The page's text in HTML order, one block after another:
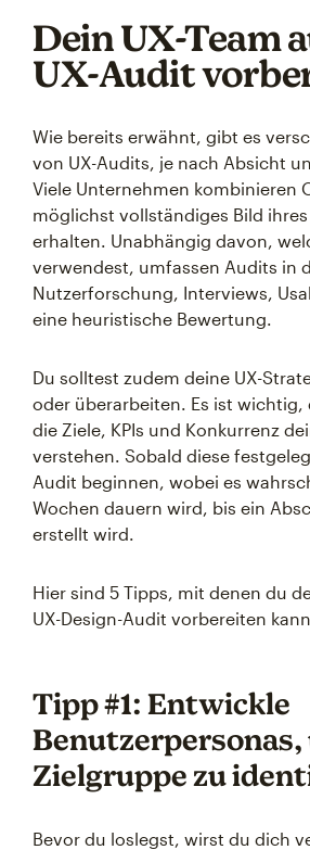
Dein UX-Team
UX-Audit
Wie bereits erwähnt, gibt es
von UX-Audits, je nach Absicht
Viele Unternehmen kombinieren
möglichst vollständiges Bild
erhalten. Unabhängig davon,
verwendest, umfassen Audits in
Nutzerforschung, Interviews,
eine heuristische Bewertung.
Du solltest zudem deine UX-
oder überarbeiten. Es ist wichtig,
die Ziele, KPIs und Konkurrenz
verstehen. Sobald diese
Audit beginnen, wobei es
Wochen dauern wird, bis ein
erstellt wird.
Hier sind 5 Tipps, mit denen du
UX-Design-Audit vorbereiten
Tipp #1: Entwickle
Benutzerpersonas,
Zielgruppe zu
Bevor du loslegst, wirst du dich